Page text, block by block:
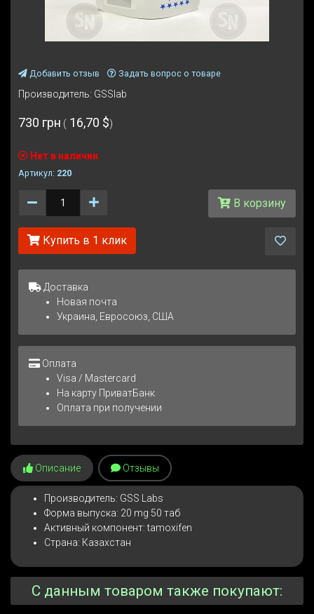
Добавить отзыв Задать вопрос о товаре
Производитель: GSSlab
730 грн ( 16,70 $)
Нет в наличии
Артикул: 220
Количество
В корзину
Купить в 1 клик
Доставка
Новая почта
Украина, Евросоюз, США
Оплата
Visa / Mastercard
На карту ПриватБанк
Оплата при получении
Описание Отзывы
Производитель: GSS Labs
Форма выпуска: 20 mg 50 таб
Активный компонент: tamoxifen
Страна: Казахстан
С данным товаром также покупают: